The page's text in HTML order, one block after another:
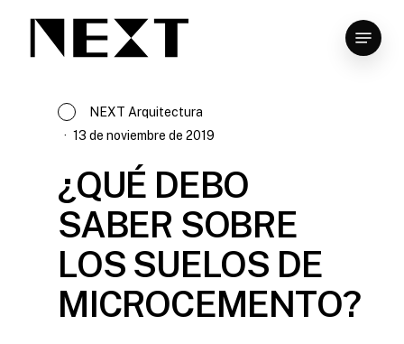
main
NEXT Arquitectura
13 de noviembre de 2019
¿QUÉ DEBO
SABER SOBRE
LOS SUELOS DE
MICROCEMENTO?